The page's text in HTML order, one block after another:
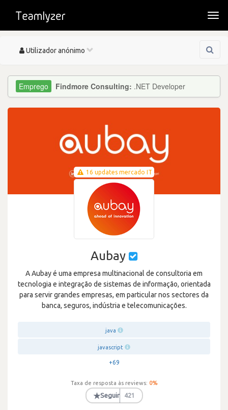
Toggle
Utilizador anónimo
Findmore Consulting: .NET Developer
16 updates mercado IT
Aubay
A Aubay é uma empresa multinacional de consultoria em
tecnologia e integração de sistemas de informação, orientada
para servir grandes empresas, em particular nos sectores da
banca, seguros, indústria e telecomunicações.
java
javascript
+69
Taxa de resposta às reviews: 0%
★Seguir 421